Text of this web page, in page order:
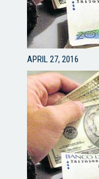
APRIL 27, 2016